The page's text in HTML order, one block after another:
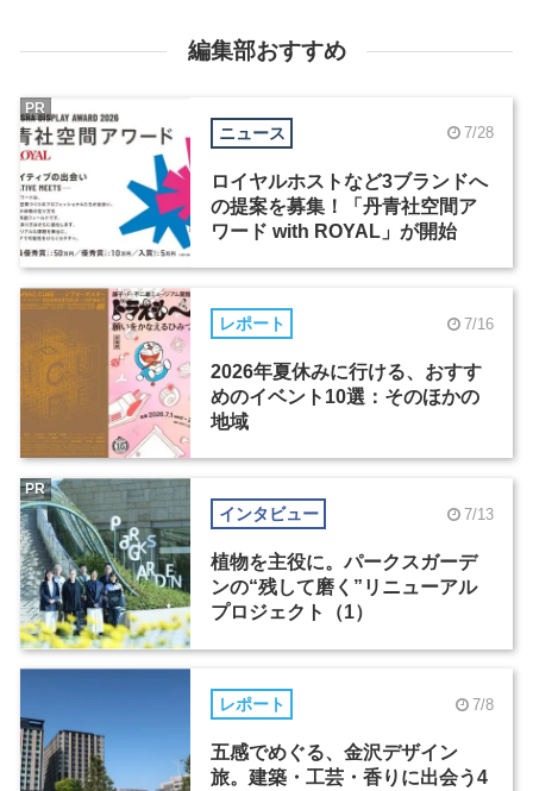
編集部おすすめ
ニュース 7/28
ロイヤルホストなど3ブランドへ
の提案を募集！「丹青社空間ア
ワード with ROYAL」が開始
PR
レポート 7/16
2026年夏休みに行ける、おすす
めのイベント10選：そのほかの
地域
インタビュー 7/13
植物を主役に。パークスガーデ
ンの“残して磨く”リニューアル
プロジェクト（1）
PR
レポート 7/8
五感でめぐる、金沢デザイン
旅。建築・工芸・香りに出会う4